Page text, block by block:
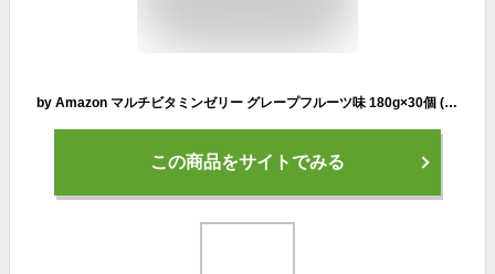
by Amazon マルチビタミンゼリー グレープフルーツ味 180g×30個 (Happy Belly)
この商品をサイトでみる